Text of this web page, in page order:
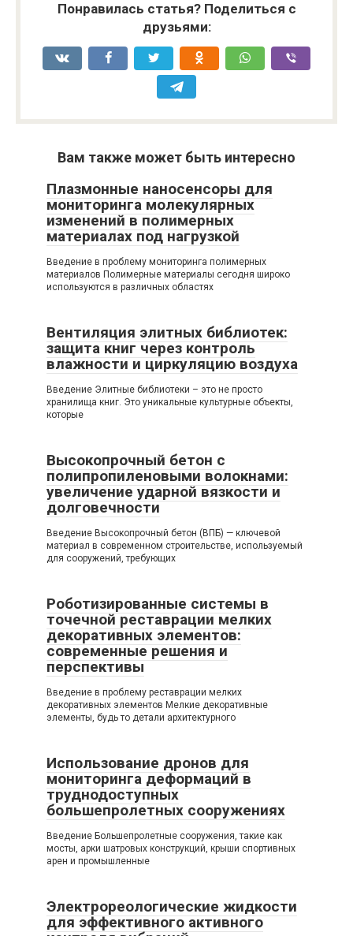
Понравилась статья? Поделиться с
друзьями:
Вам также может быть интересно
Плазмонные наносенсоры для
мониторинга молекулярных
изменений в полимерных
материалах под нагрузкой
Введение в проблему мониторинга полимерных
материалов Полимерные материалы сегодня широко
используются в различных областях
Вентиляция элитных библиотек:
защита книг через контроль
влажности и циркуляцию воздуха
Введение Элитные библиотеки – это не просто
хранилища книг. Это уникальные культурные объекты,
которые
Высокопрочный бетон с
полипропиленовыми волокнами:
увеличение ударной вязкости и
долговечности
Введение Высокопрочный бетон (ВПБ) — ключевой
материал в современном строительстве, используемый
для сооружений, требующих
Роботизированные системы в
точечной реставрации мелких
декоративных элементов:
современные решения и
перспективы
Введение в проблему реставрации мелких
декоративных элементов Мелкие декоративные
элементы, будь то детали архитектурного
Использование дронов для
мониторинга деформаций в
труднодоступных
большепролетных сооружениях
Введение Большепролетные сооружения, такие как
мосты, арки шатровых конструкций, крыши спортивных
арен и промышленные
Электрореологические жидкости
для эффективного активного